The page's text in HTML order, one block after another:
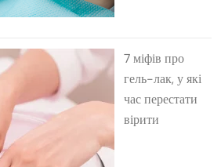
7 міфів про
гель-лак, у які
час перестати
вірити